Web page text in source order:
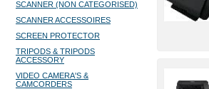
SCANNER (NON CATEGORISED)
SCANNER ACCESSOIRES
SCREEN PROTECTOR
TRIPODS & TRIPODS
ACCESSORY
VIDEO CAMERA'S &
CAMCORDERS